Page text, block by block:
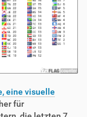
eine visuelle
für